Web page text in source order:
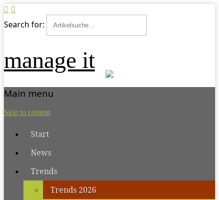
Search for:
manage it
Main menu
Skip to content
Start
News
Trends
Trends 2026